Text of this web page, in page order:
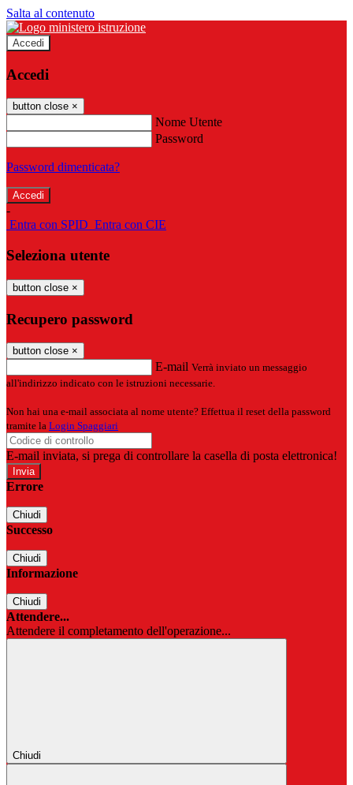
Salta al contenuto
Accedi
Accedi
button close ×
Nome Utente
Password
Password dimenticata?
-
Entra con SPID Entra con CIE
Seleziona utente
button close ×
Recupero password
button close ×
E-mail Verrà inviato un messaggio
all'indirizzo indicato con le istruzioni necessarie.
Non hai una e-mail associata al nome utente? Effettua il reset della password
tramite la Login Spaggiari
E-mail inviata, si prega di controllare la casella di posta elettronica!
Errore
Chiudi
Successo
Chiudi
Informazione
Chiudi
Attendere...
Attendere il completamento dell'operazione...
Chiudi